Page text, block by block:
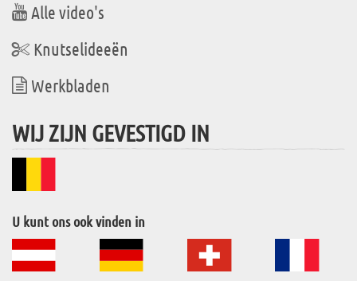
Alle video's
Knutselideeën
Werkbladen
WIJ ZIJN GEVESTIGD IN
U kunt ons ook vinden in